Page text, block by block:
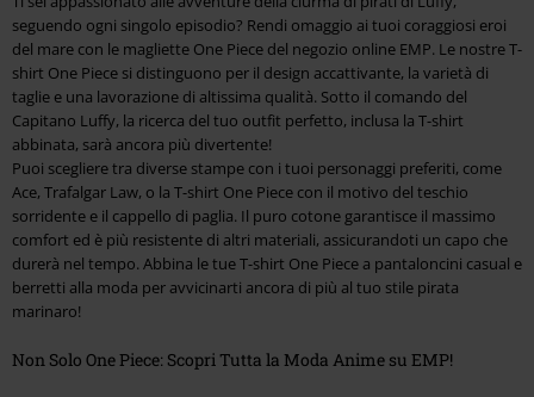
seguendo ogni singolo episodio? Rendi omaggio ai tuoi coraggiosi eroi
del mare con le magliette One Piece del negozio online EMP. Le nostre T-
shirt One Piece si distinguono per il design accattivante, la varietà di
taglie e una lavorazione di altissima qualità. Sotto il comando del
Capitano Luffy, la ricerca del tuo outfit perfetto, inclusa la T-shirt
abbinata, sarà ancora più divertente!
Puoi scegliere tra diverse stampe con i tuoi personaggi preferiti, come
Ace, Trafalgar Law, o la T-shirt One Piece con il motivo del teschio
sorridente e il cappello di paglia. Il puro cotone garantisce il massimo
comfort ed è più resistente di altri materiali, assicurandoti un capo che
durerà nel tempo. Abbina le tue T-shirt One Piece a pantaloncini casual e
berretti alla moda per avvicinarti ancora di più al tuo stile pirata
marinaro!
Non Solo One Piece: Scopri Tutta la Moda Anime su EMP!